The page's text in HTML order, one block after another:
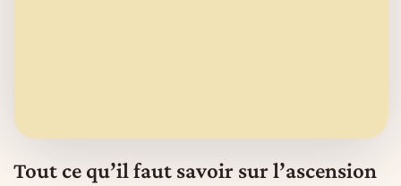
Tout ce qu’il faut savoir sur l’ascension